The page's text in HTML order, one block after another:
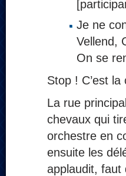
Je ne
Vellend,
On se
Stop ! C’est la
La rue
chevaux qui
orchestre en
ensuite les
applaudit, faut